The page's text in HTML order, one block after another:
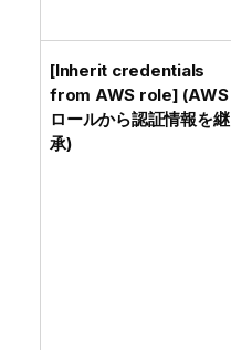
[Inherit credentials
from AWS role] (AWS
ロールから認証情報を継
承)